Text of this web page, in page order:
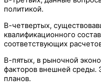
политикой.
В-четвертых,
квалификационного
соответствующих
В-пятых, в рыночной
факторов внешней среды.
планов.